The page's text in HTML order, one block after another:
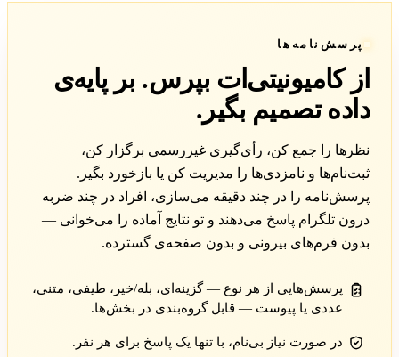
پرسش‌نامه‌ها
از کامیونیتی‌ات بپرس. بر پایه‌ی
داده تصمیم بگیر.
نظرها را جمع کن، رأی‌گیری غیررسمی برگزار کن،
ثبت‌نام‌ها و نامزدی‌ها را مدیریت کن یا بازخورد بگیر.
پرسش‌نامه را در چند دقیقه می‌سازی، افراد در چند ضربه
درون تلگرام پاسخ می‌دهند و تو نتایج آماده را می‌خوانی —
بدون فرم‌های بیرونی و بدون صفحه‌ی گسترده.
پرسش‌هایی از هر نوع — گزینه‌ای، بله/خیر، طیفی، متنی،
عددی یا پیوست — قابل گروه‌بندی در بخش‌ها.
در صورت نیاز بی‌نام، با تنها یک پاسخ برای هر نفر.